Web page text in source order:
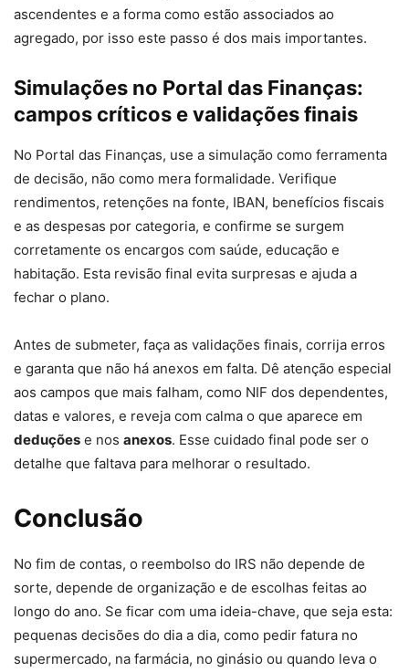
ascendentes e a forma como estão associados ao
agregado, por isso este passo é dos mais importantes.
Simulações no Portal das Finanças:
campos críticos e validações finais
No Portal das Finanças, use a simulação como ferramenta
de decisão, não como mera formalidade. Verifique
rendimentos, retenções na fonte, IBAN, benefícios fiscais
e as despesas por categoria, e confirme se surgem
corretamente os encargos com saúde, educação e
habitação. Esta revisão final evita surpresas e ajuda a
fechar o plano.
Antes de submeter, faça as validações finais, corrija erros
e garanta que não há anexos em falta. Dê atenção especial
aos campos que mais falham, como NIF dos dependentes,
datas e valores, e reveja com calma o que aparece em
deduções e nos anexos. Esse cuidado final pode ser o
detalhe que faltava para melhorar o resultado.
Conclusão
No fim de contas, o reembolso do IRS não depende de
sorte, depende de organização e de escolhas feitas ao
longo do ano. Se ficar com uma ideia-chave, que seja esta:
pequenas decisões do dia a dia, como pedir fatura no
supermercado, na farmácia, no ginásio ou quando leva o